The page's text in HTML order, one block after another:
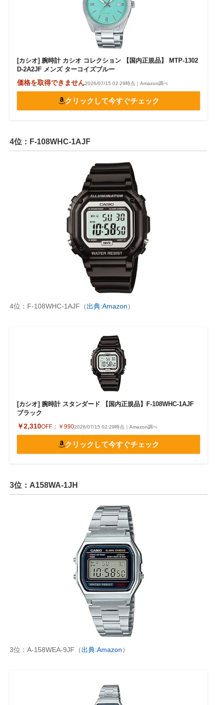
[カシオ] 腕時計 カシオ コレクション 【国内正規品】 MTP-1302
D-2A2JF メンズ ターコイズブルー
価格を取得できません2026/07/15 02:29時点｜Amazon調べ
クリックして今すぐチェック
4位：F-108WHC-1AJF
4位：F-108WHC-1AJF（出典:Amazon）
[カシオ] 腕時計 スタンダード 【国内正規品】F-108WHC-1AJF
ブラック
￥2,310OFF： ￥9902026/07/15 02:29時点｜Amazon調べ
クリックして今すぐチェック
3位：A158WA-1JH
3位：A-158WEA-9JF（出典:Amazon）